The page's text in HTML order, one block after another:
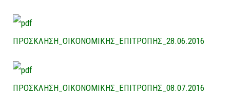
ΠΡΟΣΚΛΗΣΗ_ΟΙΚΟΝΟΜΙΚΗΣ_ΕΠΙΤΡΟΠΗΣ_28.06.2016
ΠΡΟΣΚΛΗΣΗ_ΟΙΚΟΝΟΜΙΚΗΣ_ΕΠΙΤΡΟΠΗΣ_08.07.2016